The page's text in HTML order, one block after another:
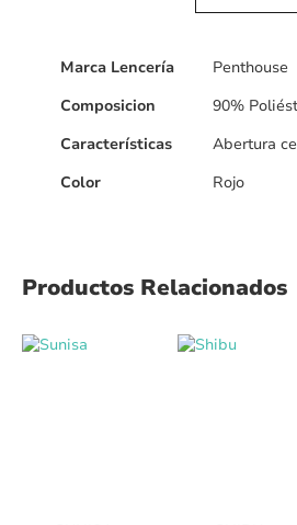
Más
Marca Lencería
Penthouse
Composicion
90%
Características
Abertura
Color
Rojo
Productos Relacionados